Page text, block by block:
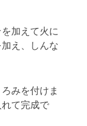
加えて火に
え、しんな
みを付けま
て完成で